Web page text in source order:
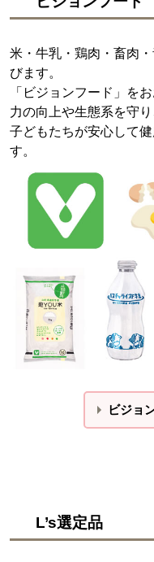
米・牛乳・鶏肉・畜肉
びます。
「ビジョンフード」を
力の向上や生態系を守
子どもたちが安心して
す。
ビジョ
L’s選定品